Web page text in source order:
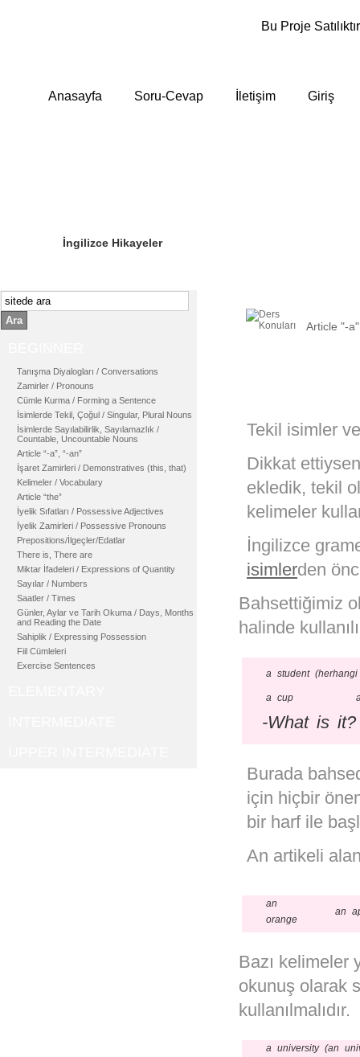
Bu Proje
Anasayfa Soru-Cevap İletişim Giriş
İngilizce Hikayeler
Ara
Tanışma Diyalogları / Conversations
Zamirler / Pronouns
Cümle Kurma / Forming a Sentence
İsimlerde Tekil, Çoğul / Singular, Plural Nouns
İsimlerde Sayılabilirlik, Sayılamazlık /
Countable, Uncountable Nouns
Article “-a”, “-an”
İşaret Zamirleri / Demonstratives (this, that)
Kelimeler / Vocabulary
Article “the”
İyelik Sıfatları / Possessive Adjectives
İyelik Zamirleri / Possessive Pronouns
Prepositions/İlgeçler/Edatlar
There is, There are
Miktar İfadeleri / Expressions of Quantity
Sayılar / Numbers
Saatler / Times
Günler, Aylar ve Tarih Okuma / Days, Months
and Reading the Date
Sahiplik / Expressing Possession
Fiil Cümleleri
Exercise Sentences
Article "-
Tekil isimler
Dikkat
ekledik, tekil
kelimeler
İngilizce
isimlerden
Bahsettiğimiz
halinde
a student
a cup
-What is
Burada
için hiçbir
bir harf ile
An artikeli
an
orange
an
Bazı kelimeler
okunuş olarak
kullanılmalıdır.
a university (an